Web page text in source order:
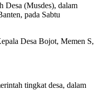
Desa (Musdes), dalam
pada Sabtu
Desa Bojot, Memen S,
tingkat desa, dalam